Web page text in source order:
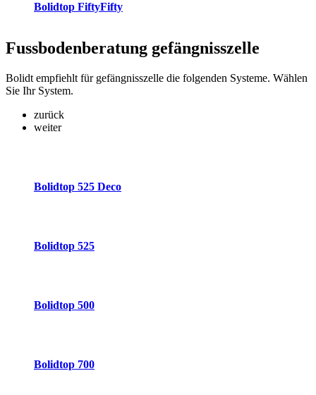
Bolidtop FiftyFifty
Fussbodenberatung gefängnisszelle
Bolidt empfiehlt für gefängnisszelle die folgenden Systeme. Wählen
Sie Ihr System.
zurück
weiter
Bolidtop 525 Deco
Bolidtop 525
Bolidtop 500
Bolidtop 700